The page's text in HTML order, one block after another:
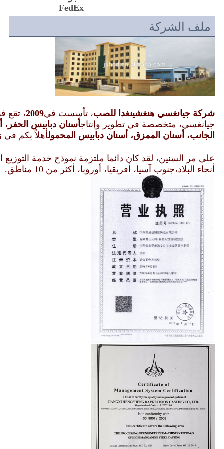
FedEx
ملف الشركة
شركة جيانغسي هنغشينغدا للصب، تأسست في2009، تقع
جيانغسي، متخصصة في تطوير وإنتاجأسنان دبابيس الحفر،
الجانب، أسنان الممزق، أسنان دبابيس المحمولأهلاً بكم في
على مر السنين، لقد كان دائما ملتزمة نموذج خدمة التوزيع
أنحاء البلاد،جنوب آسيا، أفريقيا، أوروبا، أكثر من 10 مناطق.